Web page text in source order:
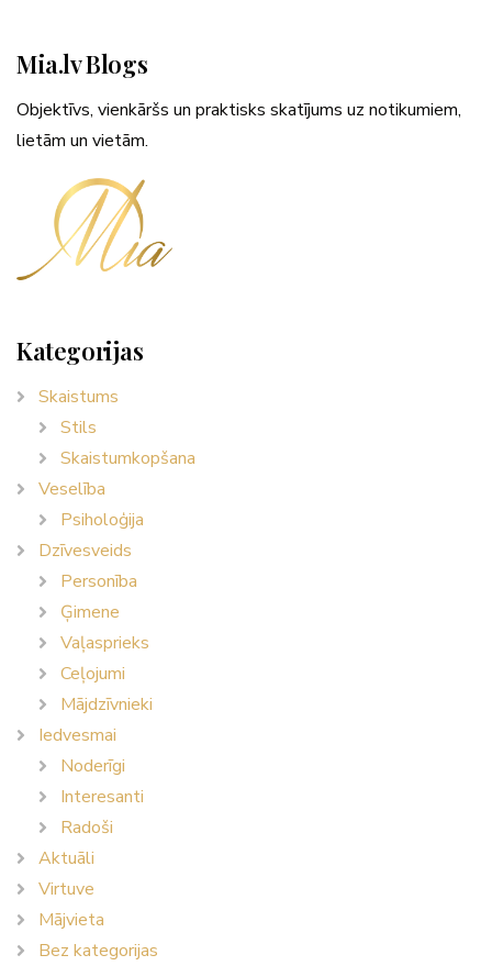
Mia.lv Blogs
Objektīvs, vienkāršs un praktisks skatījums uz notikumiem,
lietām un vietām.
Kategorijas
Skaistums
Stils
Skaistumkopšana
Veselība
Psiholoģija
Dzīvesveids
Personība
Ģimene
Vaļasprieks
Ceļojumi
Mājdzīvnieki
Iedvesmai
Noderīgi
Interesanti
Radoši
Aktuāli
Virtuve
Mājvieta
Bez kategorijas